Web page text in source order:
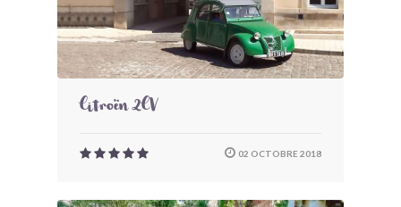
Citroën 2CV
02 OCTOBRE 2018